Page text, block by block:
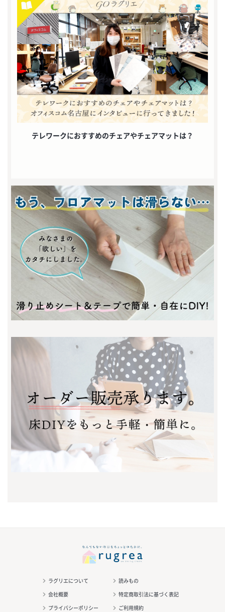
テレワークにおすすめのチェアやチェアマットは？
ラグリエについて
読みもの
会社概要
特定商取引法に基づく表記
プライバシーポリシー
ご利用規約